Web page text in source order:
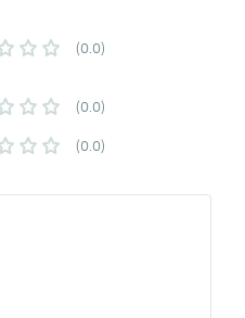
(0.0)
(0.0)
(0.0)